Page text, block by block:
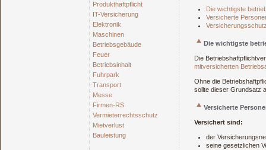
Produkthaftpflicht
IT-Versicherung
Elektronik
Maschinen
Betriebsgebäude
Feuer
Betriebsinhalt
Fuhrpark
Transport
Messe
Firmen-RS
Vermieterrechtsschutz
Mietverlust
Bauleistung
Die wichtigste
Versicherte
Die wichtigste
Die
mitversicherten
Ohne die
sollte dieser Grundsatz
Versicherte
Versichert sind:
der
seine gesetzlichen